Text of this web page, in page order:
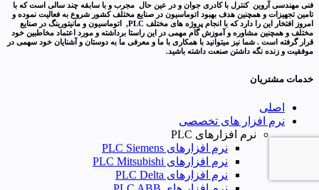
فنی مهندسی آروین کنترل با کادری جوان و در عین حال مجرب و با سابقه چند سالی است که با
تامین تجهیزات و همچنین هدف بهبود اتوماسیون در صنایع مختلف کشور شروع به فعالیت نموده و
امروز افتخار این را دارد که با انجام پروژه های مختلف PLC, اتوماسیون و مانیتورینگ در صنایع
مختلف و همچنین مشاوره و آموزش گام مهمی در این راستا برداشته و مورد اعتماد مخاطبین خود
قرار گرفته است . شما نیز میتوانید با همکاری با ما و معرفی ما به دوستان و آشنایان خود سهمی در
موفقیت و زنده نگه داشتن صنعت داشته باشید.
خدمات مشتریان
اصلی
نرم افزار های تخصصی
نرم افزارهای PLC
نرم افزارهای PLC Siemens
نرم افزارهای PLC Mitsubishi
نرم‌ افزارهای PLC Delta